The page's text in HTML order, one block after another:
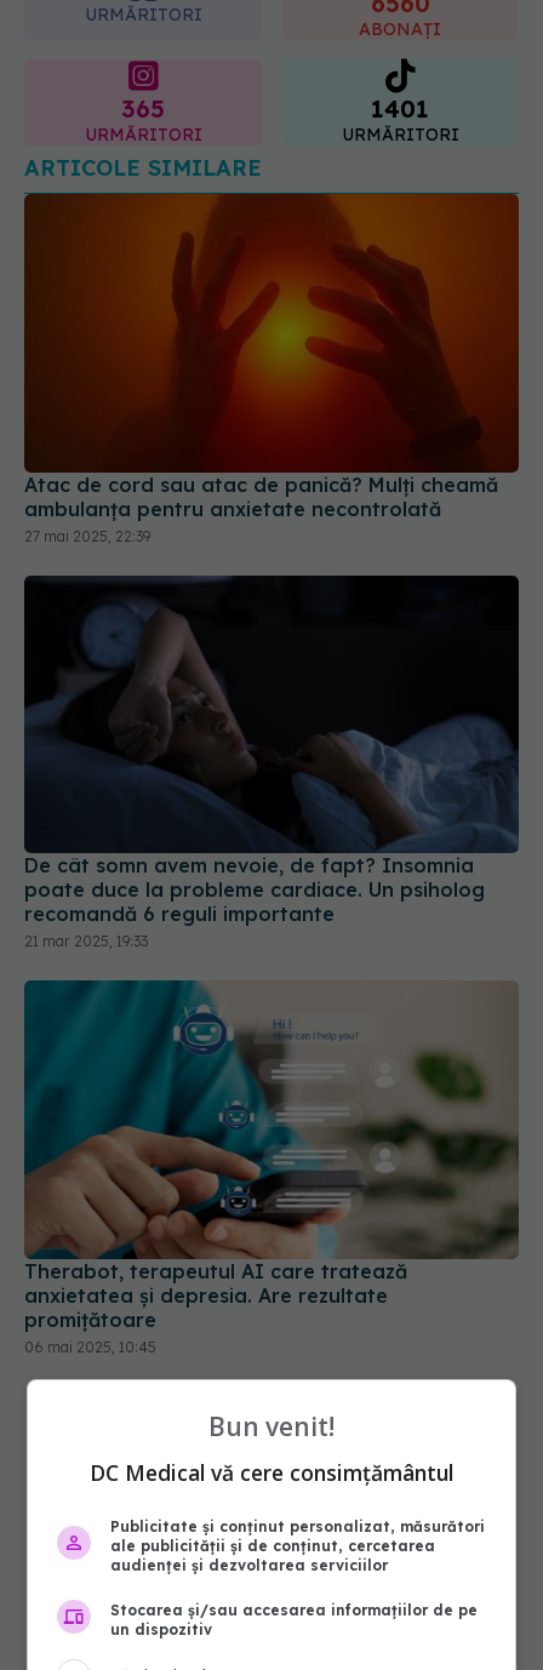
URMĂRITORI
ABONAȚI
365
URMĂRITORI
1401
URMĂRITORI
ARTICOLE SIMILARE
Atac de cord sau atac de panică? Mulți cheamă
ambulanța pentru anxietate necontrolată
27 mai 2025, 22:39
De cât somn avem nevoie, de fapt? Insomnia
poate duce la probleme cardiace. Un psiholog
recomandă 6 reguli importante
21 mar 2025, 19:33
Therabot, terapeutul AI care tratează
anxietatea și depresia. Are rezultate
promițătoare
06 mai 2025, 10:45
Bun venit!
DC Medical vă cere consimțământul
Publicitate și conținut personalizat, măsurători
ale publicității și de conținut, cercetarea
audienței și dezvoltarea serviciilor
Stocarea și/sau accesarea informațiilor de pe
un dispozitiv